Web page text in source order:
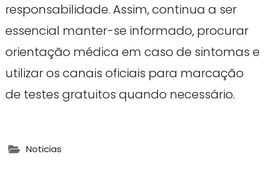
responsabilidade. Assim, continua a ser
essencial manter-se informado, procurar
orientação médica em caso de sintomas e
utilizar os canais oficiais para marcação
de testes gratuitos quando necessário.
Noticias